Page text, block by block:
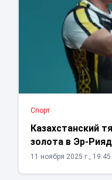
Спорт
Казахстанский
золота в Эр-
11 ноября 2025 г., 19:45